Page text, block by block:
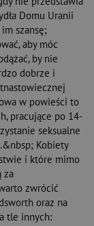
Domu Uranii
szansę;
aby móc
by nie
dobrze i
w powieści to
pracujące po 14-
seksualne
Kobiety
i które mimo
za
zwrócić
oraz na
tle innych: